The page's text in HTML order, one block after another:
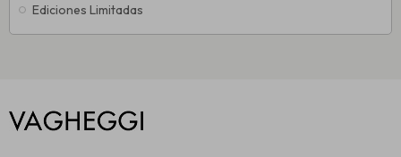
Ediciones Limitadas